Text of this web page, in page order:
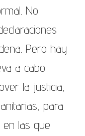
No
Pero hay
a cabo
la justicia,
para
en las que